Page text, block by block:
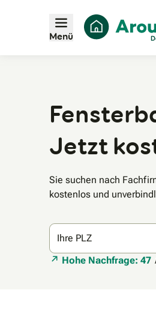
Menü
Jetzt
Sie suchen nach
kostenlos und
Ihre PLZ
Hohe Nachfrage: 47